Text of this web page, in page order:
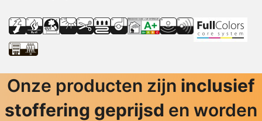
Onze producten zijn inclusief
stoffering geprijsd en worden